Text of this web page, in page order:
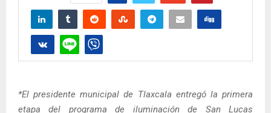
*El presidente municipal de Tlaxcala entregó la primera
etapa del programa de iluminación de San Lucas